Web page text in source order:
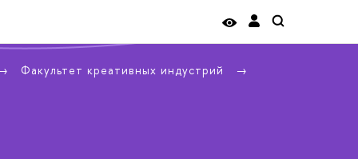
Факультет креативных индустрий